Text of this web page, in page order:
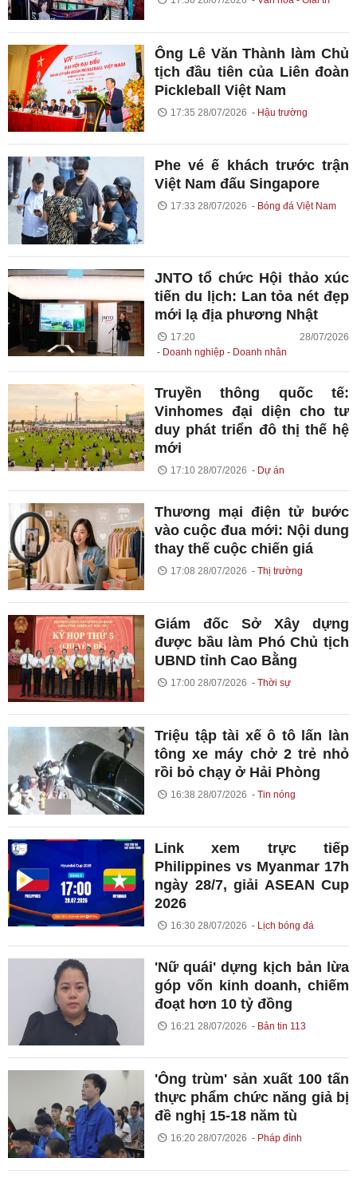
Ông Lê Văn Thành làm Chủ
tịch đầu tiên của Liên đoàn
Pickleball Việt Nam
17:35 28/07/2026 Hậu trường
Phe vé ế khách trước trận
Việt Nam đấu Singapore
17:33 28/07/2026 Bóng đá Việt Nam
JNTO tổ chức Hội thảo xúc
tiến du lịch: Lan tỏa nét đẹp
mới lạ địa phương Nhật
17:20 28/07/2026
Doanh nghiệp - Doanh nhân
Truyền thông quốc tế:
Vinhomes đại diện cho tư
duy phát triển đô thị thế hệ
mới
17:10 28/07/2026 Dự án
Thương mại điện tử bước
vào cuộc đua mới: Nội dung
thay thế cuộc chiến giá
17:08 28/07/2026 Thị trường
Giám đốc Sở Xây dựng
được bầu làm Phó Chủ tịch
UBND tỉnh Cao Bằng
17:00 28/07/2026 Thời sự
Triệu tập tài xế ô tô lấn làn
tông xe máy chở 2 trẻ nhỏ
rồi bỏ chạy ở Hải Phòng
16:38 28/07/2026 Tin nóng
Link xem trực tiếp
Philippines vs Myanmar 17h
ngày 28/7, giải ASEAN Cup
2026
16:30 28/07/2026 Lịch bóng đá
'Nữ quái' dựng kịch bản lừa
góp vốn kinh doanh, chiếm
đoạt hơn 10 tỷ đồng
16:21 28/07/2026 Bản tin 113
'Ông trùm' sản xuất 100 tấn
thực phẩm chức năng giả bị
đề nghị 15-18 năm tù
16:20 28/07/2026 Pháp đình